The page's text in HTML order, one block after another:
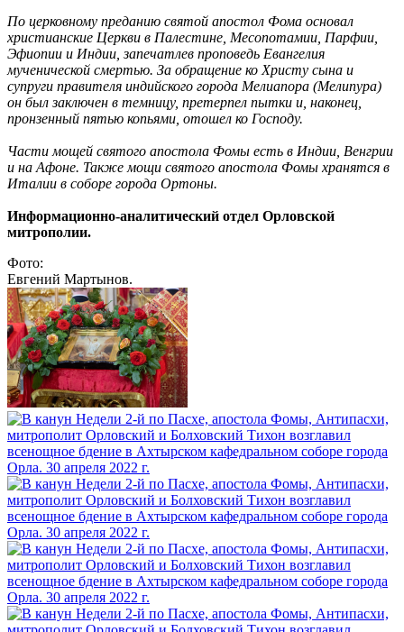
По церковному преданию святой апостол Фома основал
христианские Церкви в Палестине, Месопотамии, Парфии,
Эфиопии и Индии, запечатлев проповедь Евангелия
мученической смертью. За обращение ко Христу сына и
супруги правителя индийского города Мелиапора (Мелипура)
он был заключен в темницу, претерпел пытки и, наконец,
пронзенный пятью копьями, отошел ко Господу.
Части мощей святого апостола Фомы есть в Индии, Венгрии
и на Афоне. Также мощи святого апостола Фомы хранятся в
Италии в соборе города Ортоны.
Информационно-аналитический отдел Орловской
митрополии.
Фото:
Евгений Мартынов.